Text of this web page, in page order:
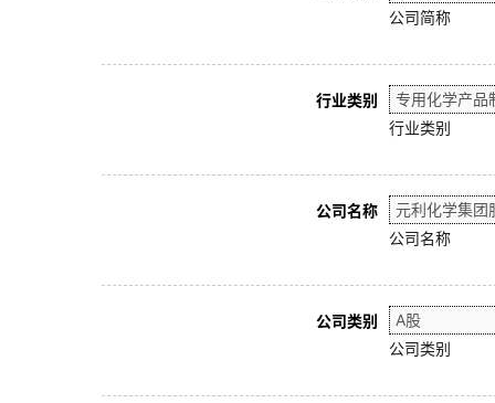
公司简称
行业类别
行业类别
公司名称
公司名称
公司类别
公司类别